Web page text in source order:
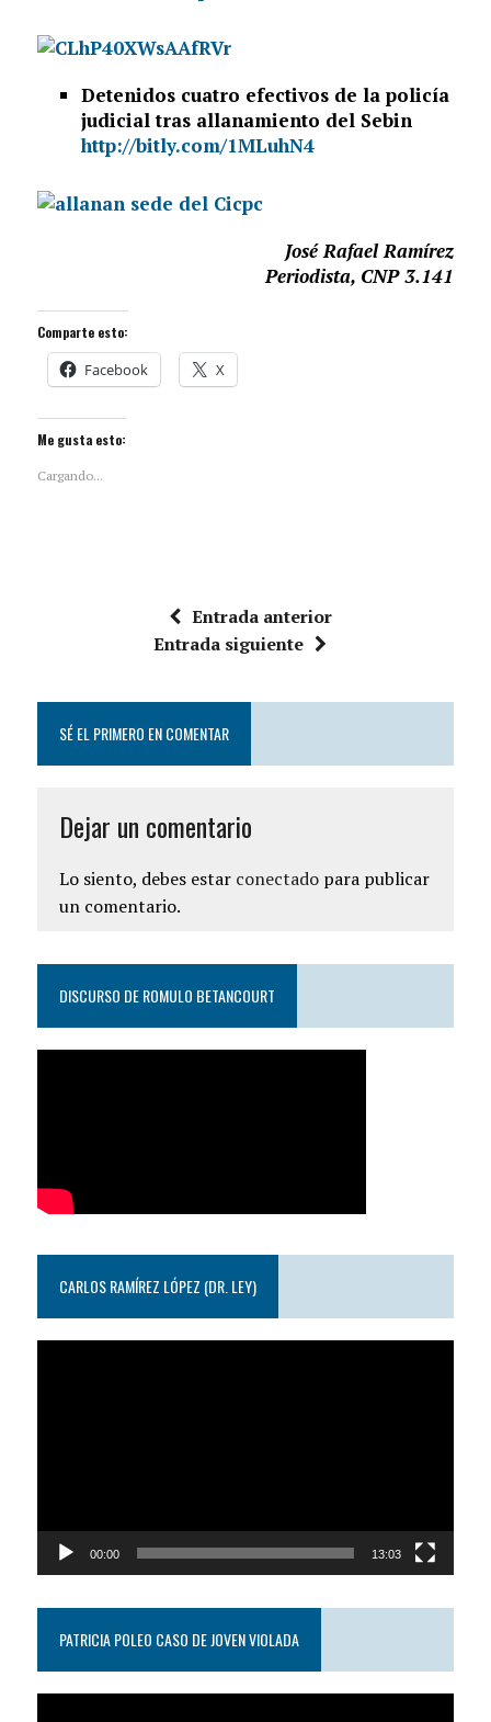
Detenidos cuatro efectivos de la policía
judicial tras allanamiento del Sebin
http://bitly.com/1MLuhN4
José Rafael Ramírez
Periodista, CNP 3.141
Comparte esto:
Facebook X
Me gusta esto:
Cargando...
Entrada anterior
Entrada siguiente
SÉ EL PRIMERO EN COMENTAR
Dejar un comentario
Lo siento, debes estar conectadopara publicar
un comentario.
DISCURSO DE ROMULO BETANCOURT
CARLOS RAMÍREZ LÓPEZ (DR. LEY)
00:00 13:03
PATRICIA POLEO CASO DE JOVEN VIOLADA